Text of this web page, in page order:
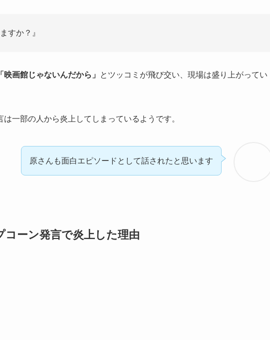
すか？』
「映画館じゃないんだから」
とツッコミが飛び交い、現場は盛り上がってい
一部の人から炎上してしまっているようです。
原さんも面白エピソードとして話されたと思います
ーン発言で炎上した理由